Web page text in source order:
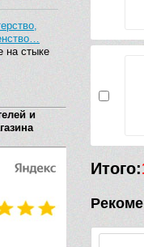
на стыке
и
Итого: